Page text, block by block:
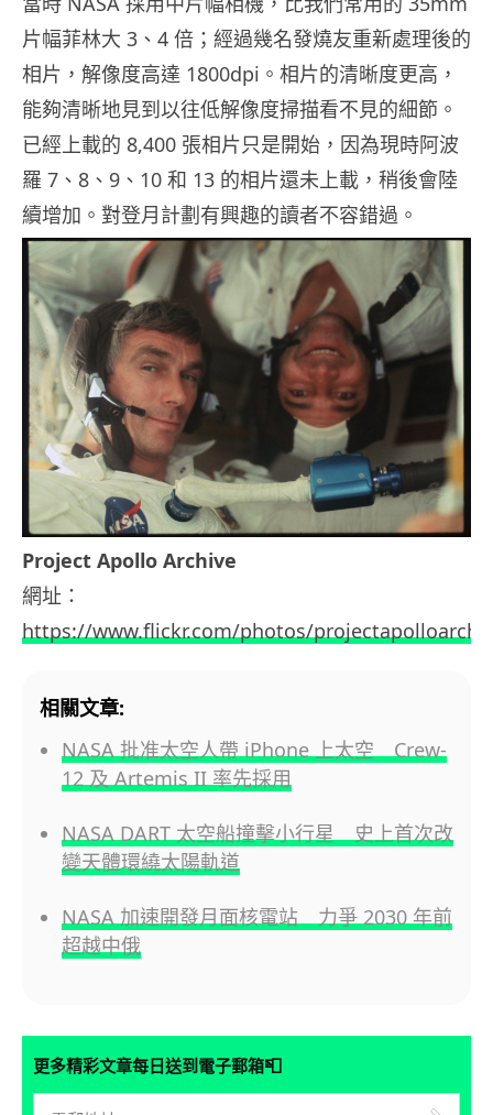
片幅菲林大 3、4 倍；經過幾名發燒友重新處理後的
相片，解像度高達 1800dpi。相片的清晰度更高，
能夠清晰地見到以往低解像度掃描看不見的細節。
已經上載的 8,400 張相片只是開始，因為現時阿波
羅 7、8、9、10 和 13 的相片還未上載，稍後會陸
續增加。對登月計劃有興趣的讀者不容錯過。
Project Apollo Archive
網址：
https://www.flickr.com/photos/
相關文章:
NASA 批准太空人帶 iPhone 上太空 Crew-
12 及 Artemis II 率先採用
NASA DART 太空船撞擊小行星 史上首次改
變天體環繞太陽軌道
NASA 加速開發月面核電站 力爭 2030 年前
超越中俄
更多精彩文章每日送到電子郵箱📮